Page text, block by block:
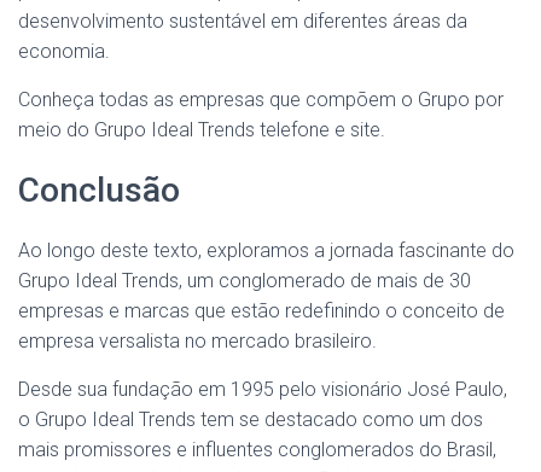
desenvolvimento sustentável em diferentes áreas da
economia.
Conheça todas as empresas que compõem o Grupo por
meio do Grupo Ideal Trends telefone e site.
Conclusão
Ao longo deste texto, exploramos a jornada fascinante do
Grupo Ideal Trends, um conglomerado de mais de 30
empresas e marcas que estão redefinindo o conceito de
empresa versalista no mercado brasileiro.
Desde sua fundação em 1995 pelo visionário José Paulo,
o Grupo Ideal Trends tem se destacado como um dos
mais promissores e influentes conglomerados do Brasil,